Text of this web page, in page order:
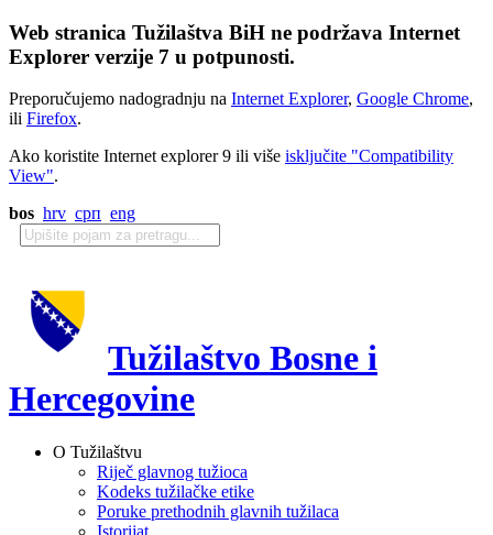
Web stranica Tužilaštva BiH ne podržava Internet
Explorer verzije 7 u potpunosti.
Preporučujemo nadogradnju na Internet Explorer, Google Chrome,
ili Firefox.
Ako koristite Internet explorer 9 ili više isključite "Compatibility
View".
bos hrv срп eng
Tužilaštvo Bosne i
Hercegovine
O Tužilaštvu
Riječ glavnog tužioca
Kodeks tužilačke etike
Poruke prethodnih glavnih tužilaca